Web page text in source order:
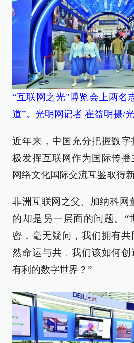
“互联网之光”博览会上两名
道”。光明网记者 崔益明摄/
近年来，中国充分把握数
极发挥互联网作为国际传
网络文化国际交流互鉴取得新
非洲互联网之父、加纳科网
的却是另一层面的问题。“
密，毫无疑问，我们拥有
然命运与共，我们该如何
有利的数字世界？”